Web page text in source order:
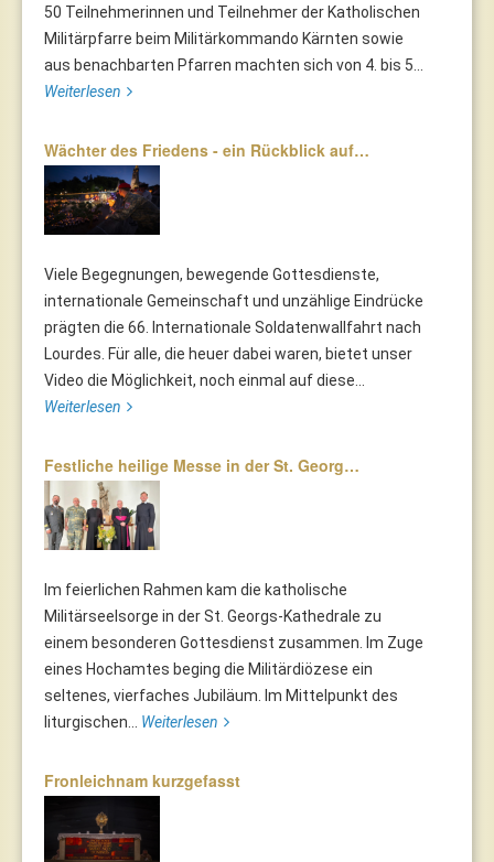
50 Teilnehmerinnen und Teilnehmer der Katholischen
Militärpfarre beim Militärkommando Kärnten sowie
aus benachbarten Pfarren machten sich von 4. bis 5...
Weiterlesen
Wächter des Friedens - ein Rückblick auf…
Viele Begegnungen, bewegende Gottesdienste,
internationale Gemeinschaft und unzählige Eindrücke
prägten die 66. Internationale Soldatenwallfahrt nach
Lourdes. Für alle, die heuer dabei waren, bietet unser
Video die Möglichkeit, noch einmal auf diese...
Weiterlesen
Festliche heilige Messe in der St. Georg…
Im feierlichen Rahmen kam die katholische
Militärseelsorge in der St. Georgs-Kathedrale zu
einem besonderen Gottesdienst zusammen. Im Zuge
eines Hochamtes beging die Militärdiözese ein
seltenes, vierfaches Jubiläum. Im Mittelpunkt des
liturgischen... Weiterlesen
Fronleichnam kurzgefasst